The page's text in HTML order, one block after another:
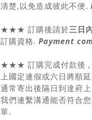
清楚,以免造成彼此不便.
★★★ 訂購後請於三日
訂購資格. Payment
★★★ 訂購完成付款後 ,
上國定連假或六日將順
通常寄出後隔日到達府
我們連繫溝通能否符合
單.